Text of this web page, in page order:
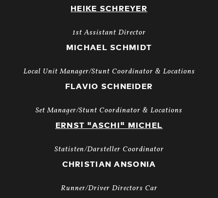
HEIKE SCHREYER
1st Assistant Director
MICHAEL SCHMIDT
Local Unit Manager/Stunt Coordinator & Locations
FLAVIO SCHNEIDER
Set Manager/Stunt Coordinator & Locations
ERNST "ASCHI" MICHEL
Statisten/Darsteller Coordinator
CHRISTIAN ANSONIA
Runner/Driver Directors Car